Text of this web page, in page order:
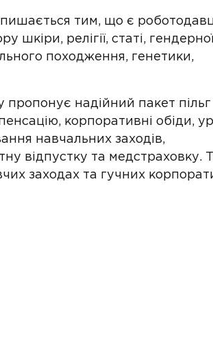
тим, що є
шкіри, релігії, статі, гендерної
походження, генетики,
надійний пакет пільг
корпоративні обіди,
навчальних заходів,
відпустку та медстраховку.
заходах та гучних